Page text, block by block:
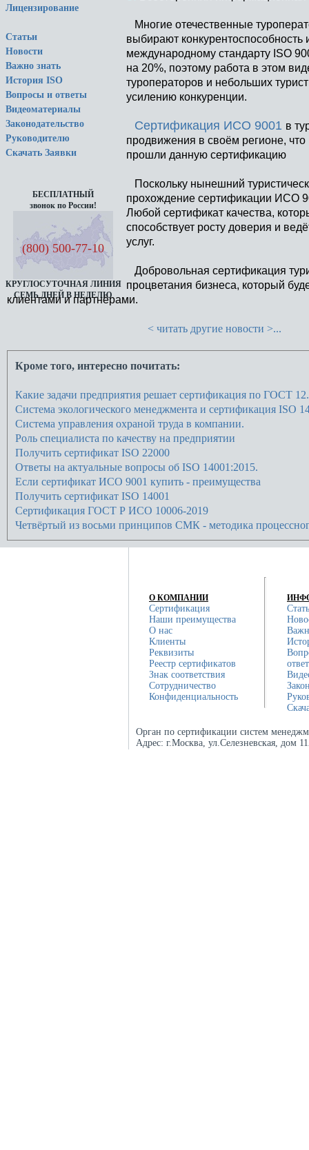
Лицензирование
Статьи
Новости
Важно знать
История ISO
Вопросы и ответы
Видеоматериалы
Законодательство
Руководителю
Скачать Заявки
БЕСПЛАТНЫЙ
звонок по России!
(800) 500-77-10
КРУГЛОСУТОЧНАЯ ЛИНИЯ
СЕМЬ ДНЕЙ В НЕДЕЛЮ
Многие отечественные
выбирают
международному стандарту ISO
на 20%, поэтому работа в этом
туроператоров и небольших
усилению конкуренции.
Сертификация ИСО 9001 в
продвижения в своём регионе,
прошли данную сертификацию
Поскольку нынешний
прохождение сертификации ИСО
Любой сертификат качества,
способствует росту доверия и
услуг.
Добровольная сертификация
процветания бизнеса, который
клиентами и партнёрами.
< читать другие новости >...
Кроме того, интересно почитать:
Какие задачи предприятия решает сертификация по ГОСТ
Система экологического менеджмента и сертификация ISO
Cистема управления охраной труда в компании.
Роль специалиста по качеству на предприятии
Получить сертификат ISO 22000
Ответы на актуальные вопросы об ISO 14001:2015.
Если сертификат ИСО 9001 купить - преимущества
Получить сертификат ISO 14001
Сертификация ГОСТ Р ИСО 10006-2019
Четвёртый из восьми принципов СМК - методика
О КОМПАНИИ
Сертификация
Наши преимущества
О нас
Клиенты
Реквизиты
Реестр сертификатов
Знак соответствия
Сотрудничество
Конфиденциальность
Орган по сертификации систем
Адрес: г.Москва, ул.Селезневская, дом